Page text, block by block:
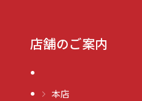
店舗のご案内
本店